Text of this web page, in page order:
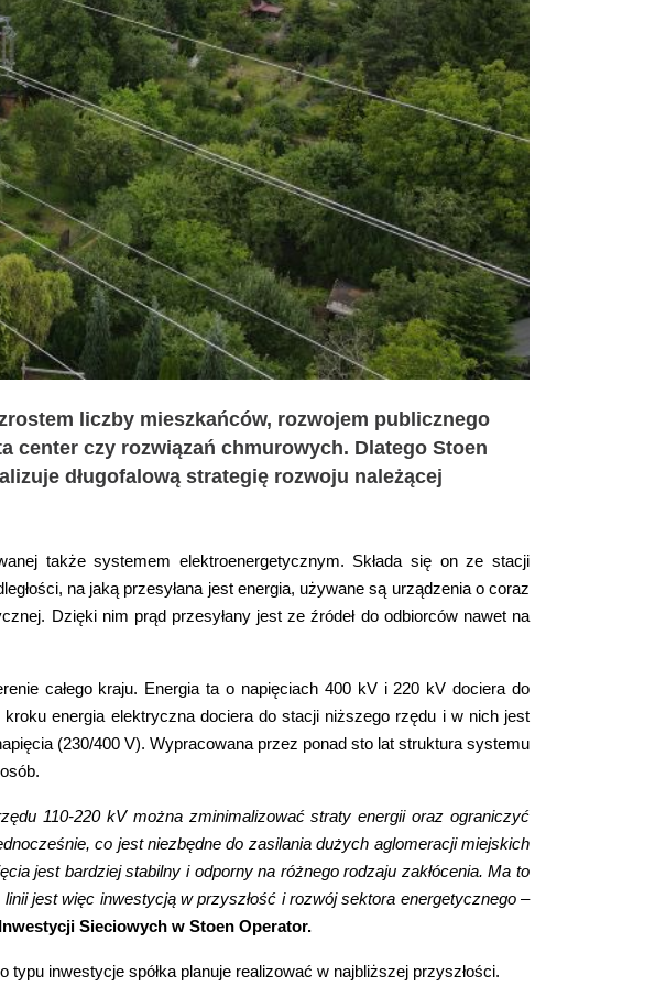
liczby mieszkańców, rozwojem publicznego
czy rozwiązań chmurowych. Dlatego Stoen
długofalową strategię rozwoju należącej
także systemem elektroenergetycznym. Składa się on ze stacji
na jaką przesyłana jest energia, używane są urządzenia o coraz
Dzięki nim prąd przesyłany jest ze źródeł do odbiorców nawet na
całego kraju. Energia ta o napięciach 400 kV i 220 kV dociera do
energia elektryczna dociera do stacji niższego rzędu i w nich jest
(230/400 V). Wypracowana przez ponad sto lat struktura systemu
110-220 kV można zminimalizować straty energii oraz ograniczyć
co jest niezbędne do zasilania dużych aglomeracji miejskich
jest bardziej stabilny i odporny na różnego rodzaju zakłócenia. Ma to
jest więc inwestycją w przyszłość i rozwój sektora energetycznego –
Sieciowych w Stoen Operator.
inwestycje spółka planuje realizować w najbliższej przyszłości.